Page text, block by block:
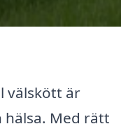
välskött är
Med rätt